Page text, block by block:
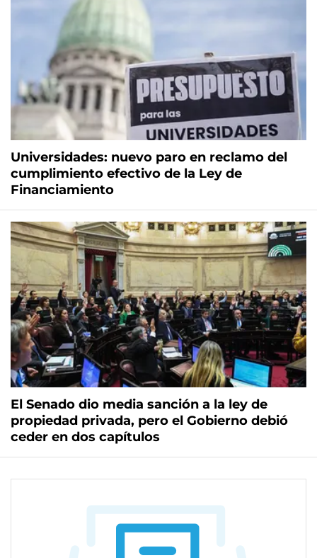
Universidades: nuevo paro en reclamo del
cumplimiento efectivo de la Ley de
Financiamiento
El Senado dio media sanción a la ley de
propiedad privada, pero el Gobierno debió
ceder en dos capítulos